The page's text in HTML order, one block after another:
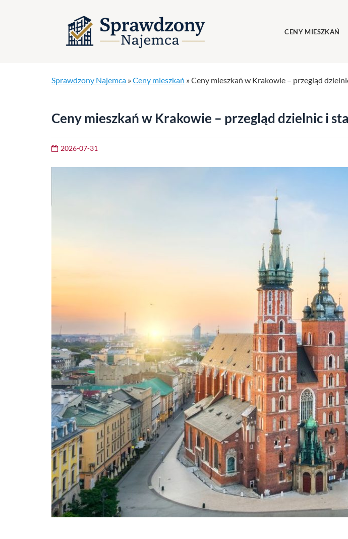
CENY MIESZKAŃ
Sprawdzony Najemca »Ceny mieszkań »Ceny mieszkań w Krakowie – przegląd
Ceny mieszkań w Krakowie – przegląd dzielnic i
2026-07-31